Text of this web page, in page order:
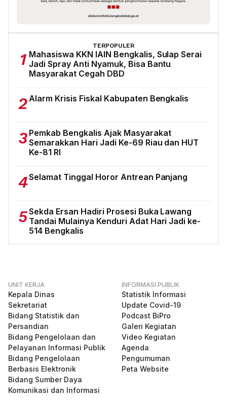
TERPOPULER
1 Mahasiswa KKN IAIN Bengkalis, Sulap Serai
Jadi Spray Anti Nyamuk, Bisa Bantu
Masyarakat Cegah DBD
2 Alarm Krisis Fiskal Kabupaten Bengkalis
3 Pemkab Bengkalis Ajak Masyarakat
Semarakkan Hari Jadi Ke-69 Riau dan HUT
Ke-81 RI
4Selamat Tinggal Horor Antrean Panjang
5Sekda Ersan Hadiri Prosesi Buka Lawang
Tandai Mulainya Kenduri Adat Hari Jadi ke-
514 Bengkalis
UNIT KERJA
Kepala Dinas
Sekretariat
Bidang Statistik dan
Persandian
Bidang Pengelolaan dan
Pelayanan Informasi Publik
Bidang Pengelolaan
Berbasis Elektronik
Bidang Sumber Daya
Komunikasi dan Informasi
INFORMASI PUBLIK
Statistik Informasi
Update Covid-19
Podcast BiPro
Galeri Kegiatan
Video Kegiatan
Agenda
Pengumuman
Peta Website